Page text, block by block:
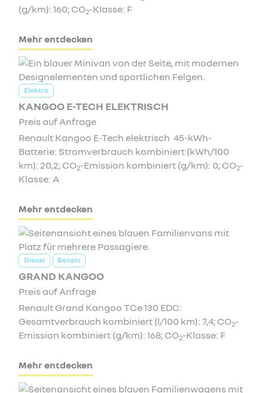
(g/km): 160; CO2-Klasse: F
Mehr entdecken
Elektro
KANGOO E-TECH ELEKTRISCH
Preis auf Anfrage
Renault Kangoo E-Tech elektrisch 45-kWh-
Batterie: Stromverbrauch kombiniert (kWh/100
km): 20,2; CO2-Emission kombiniert (g/km): 0; CO2-
Klasse: A
Mehr entdecken
Diesel Benzin
GRAND KANGOO
Preis auf Anfrage
Renault Grand Kangoo TCe 130 EDC:
Gesamtverbrauch kombiniert (l/100 km): 7,4; CO2-
Emission kombiniert (g/km): 168; CO2-Klasse: F
Mehr entdecken